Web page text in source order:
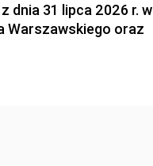
dnia 31 lipca 2026 r. w
Warszawskiego oraz